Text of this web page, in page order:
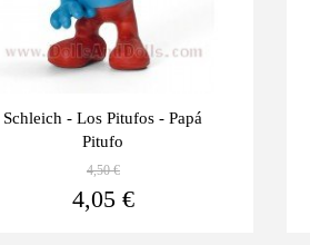
Schleich - Los Pitufos - Papá
Pitufo
4,50 €
4,05 €